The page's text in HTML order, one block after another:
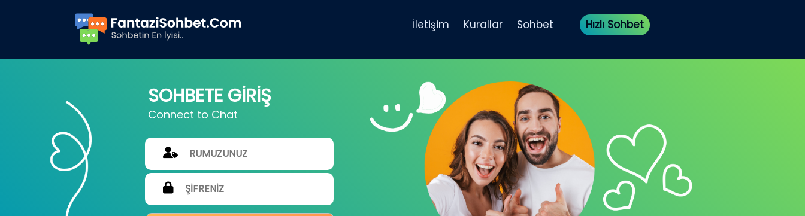
İletişim Kurallar Sohbet Hızlı Sohbet
SOHBETE GİRİŞ
Connect to Chat